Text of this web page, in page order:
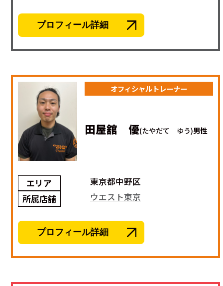
プロフィール詳細
オフィシャルトレーナー
田屋舘 優(たやだて ゆう)男性
エリア
東京都中野区
所属店舗
ウエスト東京
プロフィール詳細